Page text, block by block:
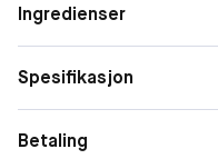
teksturer, fra krem til pudder.
Ingredienser
Spesifikasjon
Betaling